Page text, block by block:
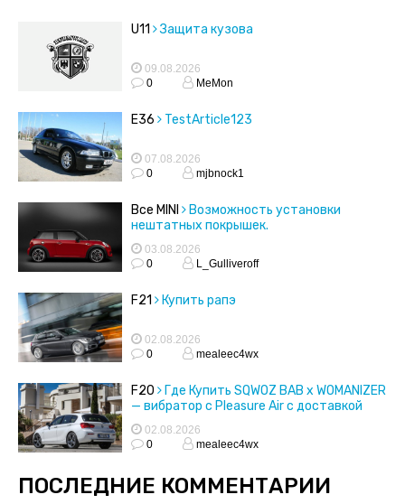
U11 Защита кузова
09.08.2026
0
MeMon
E36 TestArticle123
07.08.2026
0
mjbnock1
Все MINI
Возможность установки
нештатных покрышек.
03.08.2026
0
L_Gulliveroff
F21 Купить рапэ
02.08.2026
0
mealeec4wx
F20
Где Купить SQWOZ BAB x WOMANIZER
— вибратор с Pleasure Air с доставкой
02.08.2026
0
mealeec4wx
ПОСЛЕДНИЕ КОММЕНТАРИИ